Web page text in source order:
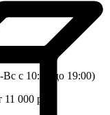
с 10:00 до 19:00)
000 руб.